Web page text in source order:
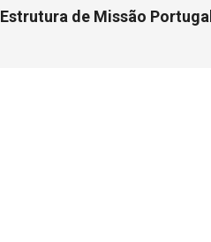
Estrutura de Missão